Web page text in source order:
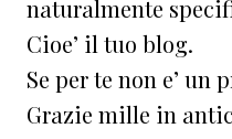
naturalmente
Cioe’ il tuo blog.
Se per te non e’ un
Grazie mille in